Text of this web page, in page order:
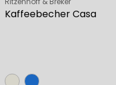
Kaffeebecher Casa